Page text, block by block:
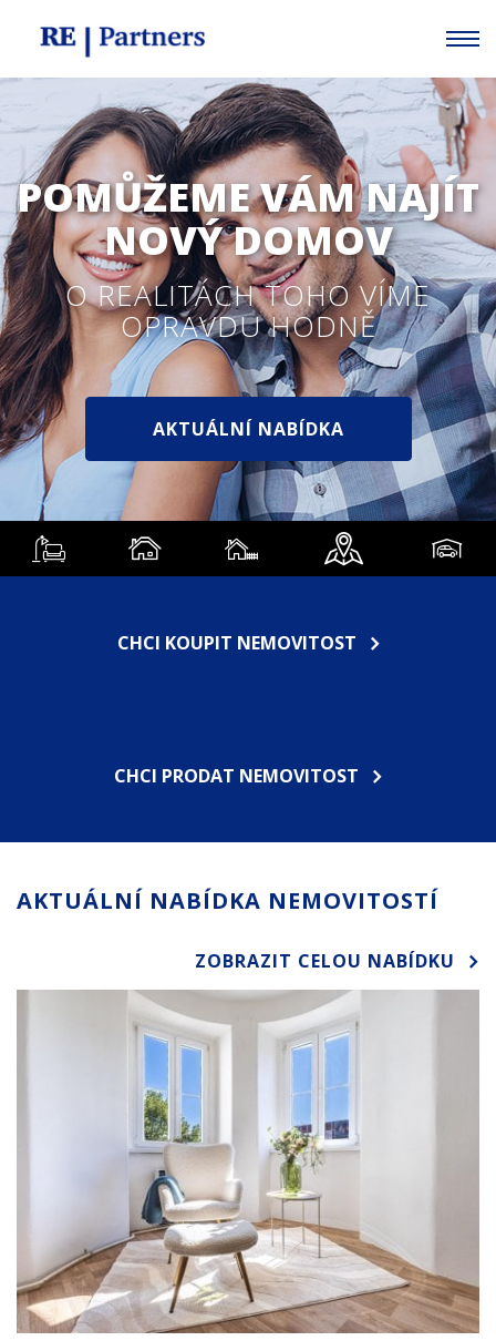
POMŮŽEME VÁM NAJÍT
NOVÝ DOMOV
O REALITÁCH TOHO VÍME
OPRAVDU HODNĚ
AKTUÁLNÍ NABÍDKA
CHCI KOUPIT NEMOVITOST
CHCI PRODAT NEMOVITOST
AKTUÁLNÍ NABÍDKA NEMOVITOSTÍ
ZOBRAZIT CELOU NABÍDKU